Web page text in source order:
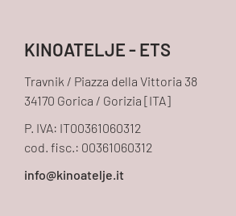
KINOATELJE - ETS
Travnik / Piazza della Vittoria 38
34170 Gorica / Gorizia [ITA]
P. IVA: IT00361060312
cod. fisc.: 00361060312